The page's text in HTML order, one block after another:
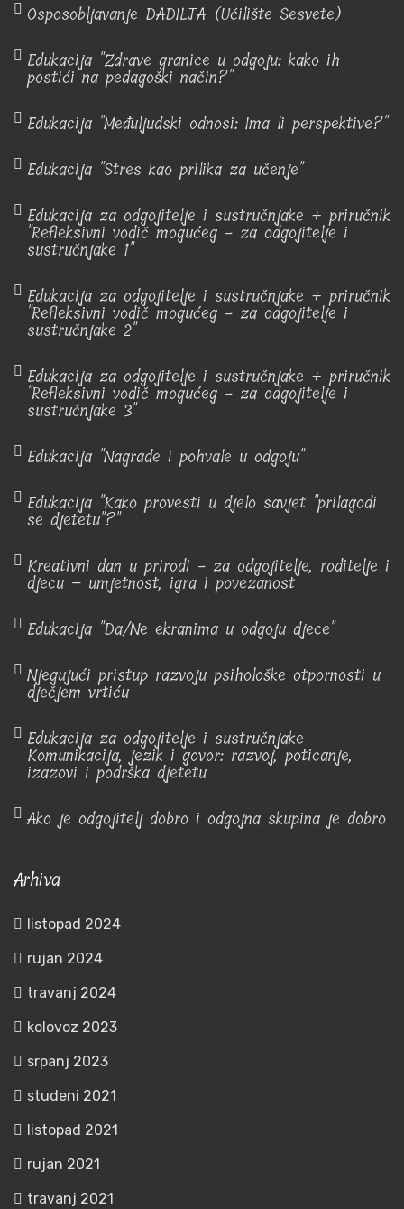
Osposobljavanje DADILJA (Učilište Sesvete)
Edukacija "Zdrave granice u odgoju: kako ih
postići na pedagoški način?"
Edukacija "Međuljudski odnosi: Ima li perspektive?"
Edukacija "Stres kao prilika za učenje"
Edukacija za odgojitelje i sustručnjake + priručnik
"Refleksivni vodič mogućeg - za odgojitelje i
sustručnjake 1"
Edukacija za odgojitelje i sustručnjake + priručnik
"Refleksivni vodič mogućeg - za odgojitelje i
sustručnjake 2"
Edukacija za odgojitelje i sustručnjake + priručnik
"Refleksivni vodič mogućeg - za odgojitelje i
sustručnjake 3"
Edukacija "Nagrade i pohvale u odgoju"
Edukacija "Kako provesti u djelo savjet "prilagodi
se djetetu"?"
Kreativni dan u prirodi - za odgojitelje, roditelje i
djecu – umjetnost, igra i povezanost
Edukacija "Da/Ne ekranima u odgoju djece"
Njegujući pristup razvoju psihološke otpornosti u
dječjem vrtiću
Edukacija za odgojitelje i sustručnjake
Komunikacija, jezik i govor: razvoj, poticanje,
izazovi i podrška djetetu
Ako je odgojitelj dobro i odgojna skupina je dobro
Arhiva
listopad 2024
rujan 2024
travanj 2024
kolovoz 2023
srpanj 2023
studeni 2021
listopad 2021
rujan 2021
travanj 2021